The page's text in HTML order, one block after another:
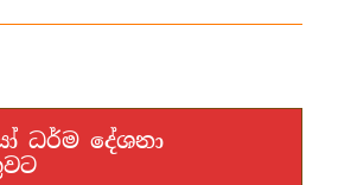
ධර්ම දේශනා